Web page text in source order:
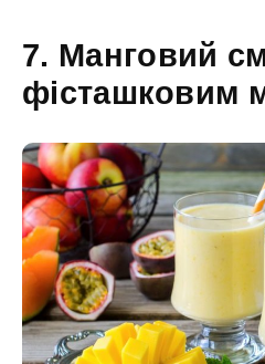
7. Манговий
фісташковим